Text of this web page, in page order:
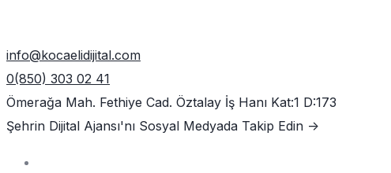
info@kocaelidijital.com
0(850) 303 02 41
Ömerağa Mah. Fethiye Cad. Öztalay İş Hanı Kat:1 D:173
Şehrin Dijital Ajansı'nı Sosyal Medyada Takip Edin ->